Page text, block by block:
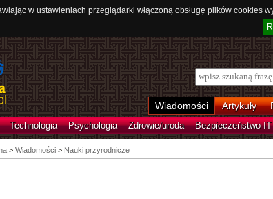
w ustawieniach przeglądarki włączoną obsługę plików
Wiadomości Artykuły
Technologia Psychologia Zdrowie/uroda Bezpieczeństwo IT
> Wiadomości > Nauki przyrodnicze